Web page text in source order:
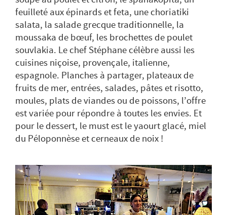
feuilleté aux épinards et feta, une choriatiki
salata, la salade grecque traditionnelle, la
moussaka de bœuf, les brochettes de poulet
souvlakia. Le chef Stéphane célèbre aussi les
cuisines niçoise, provençale, italienne,
espagnole. Planches à partager, plateaux de
fruits de mer, entrées, salades, pâtes et risotto,
moules, plats de viandes ou de poissons, l’offre
est variée pour répondre à toutes les envies. Et
pour le dessert, le must est le yaourt glacé, miel
du Péloponnèse et cerneaux de noix !